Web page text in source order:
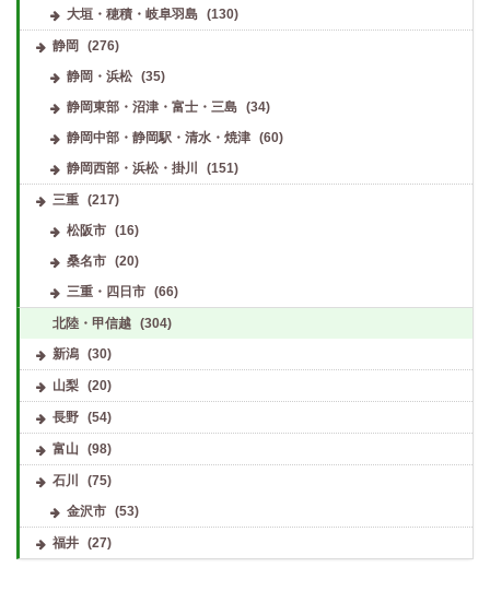
大垣・穂積・岐阜羽島
(130)
静岡
(276)
静岡・浜松
(35)
静岡東部・沼津・富士・三島
(34)
静岡中部・静岡駅・清水・焼津
(60)
静岡西部・浜松・掛川
(151)
三重 (217)
松阪市
(16)
桑名市
(20)
三重・四日市
(66)
北陸・甲信越 (304)
新潟 (30)
山梨 (20)
長野 (54)
富山 (98)
石川
(75)
金沢市
(53)
福井 (27)